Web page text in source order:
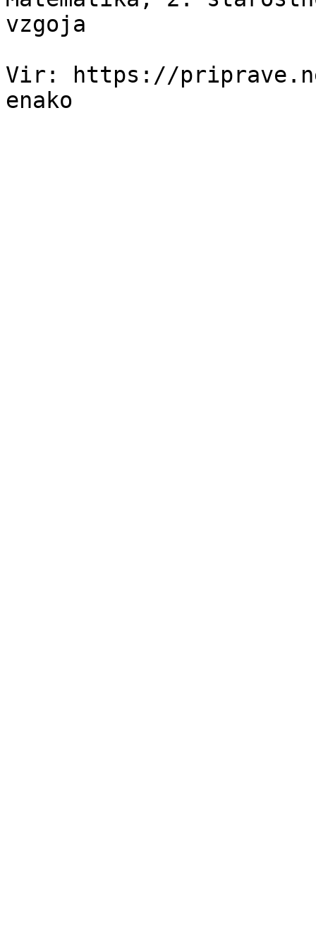
vzgoja
Vir: https://